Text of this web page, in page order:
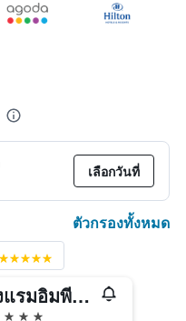
เลือกวันที่
ตัวกรองทั้งหมด
โรงแรมอิมพีเรียล โตเกียว